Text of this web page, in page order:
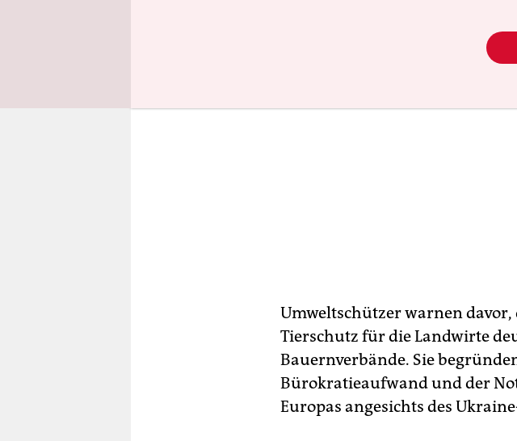
Umweltschützer warnen
Tierschutz für die Landwirte
Bauernverbände. Sie
Bürokratieaufwand und der
Europas angesichts des